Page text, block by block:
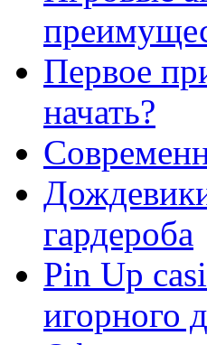
Первое
начать?
гардероба
Pin Up
игорного